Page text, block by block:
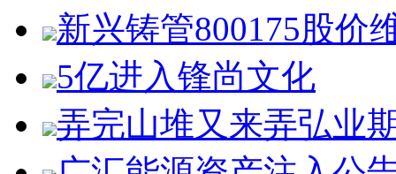
新兴铸管800175股价
5亿进入锋尚文化
弄完山堆又来弄弘业